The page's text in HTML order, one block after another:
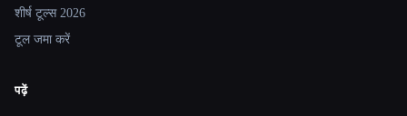
शीर्ष टूल्स 2026
टूल जमा करें
पढ़ें